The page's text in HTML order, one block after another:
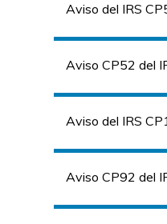
Aviso del IRS
Aviso CP52 del
Aviso del IRS
Aviso CP92 del